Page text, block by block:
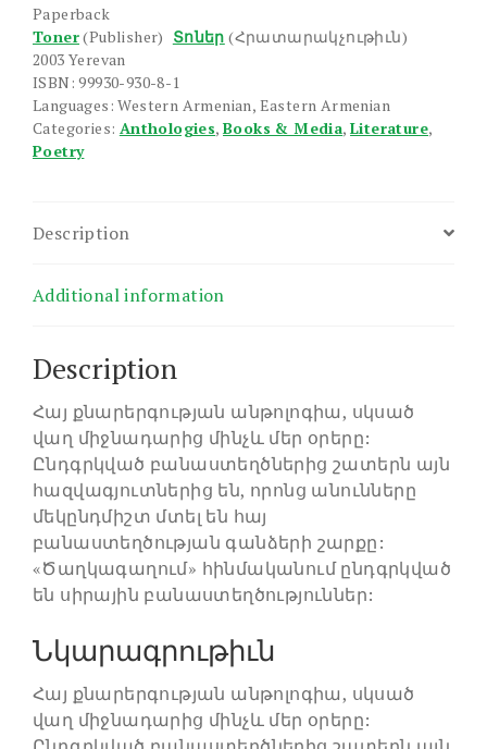
quantity
Paperback
Toner(Publisher) Տոներ (Հրատարակչութիւն)
2003 Yerevan
ISBN: 99930-930-8-1
Languages: Western Armenian, Eastern Armenian
Categories: Anthologies,Books & Media,Literature,
Poetry
Description
Additional information
Description
Հայ քնարերգության անթոլոգիա, սկսած
վաղ միջնադարից մինչև մեր օրերը:
Ընդգրկված բանաստեղծներից շատերն այն
հազվագյուտներից են, որոնց անունները
մեկընդմիշտ մտել են հայ
բանաստեղծության գանձերի շարքը:
«Ծաղկագաղում» հինմականում ընդգրկված
են սիրային բանաստեղծություններ:
Նկարագրութիւն
Հայ քնարերգության անթոլոգիա, սկսած
վաղ միջնադարից մինչև մեր օրերը: